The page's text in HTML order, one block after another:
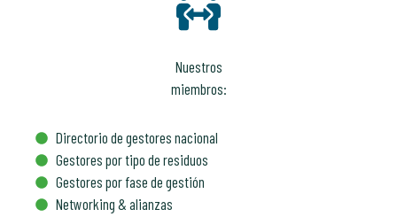
Nuestros
miembros:
Directorio de gestores nacional
Gestores por tipo de residuos
Gestores por fase de gestión
Networking & alianzas